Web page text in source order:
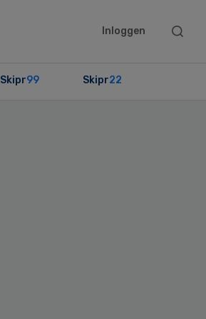
Inloggen
Search
Skipr99 Skipr22